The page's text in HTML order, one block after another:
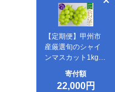
【定期便】甲州市
産厳選旬のシャイ
ンマスカット1kg以
年発送】（MG）C-
寄付額
22,000円